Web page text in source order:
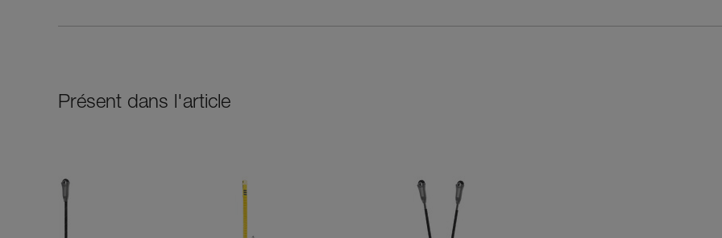
Présent dans l'article